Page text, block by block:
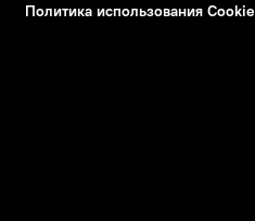
Политика использования Cookie